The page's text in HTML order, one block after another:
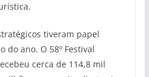
tiveram papel
do ano. O 58º Festival
cerca de 114,8 mil